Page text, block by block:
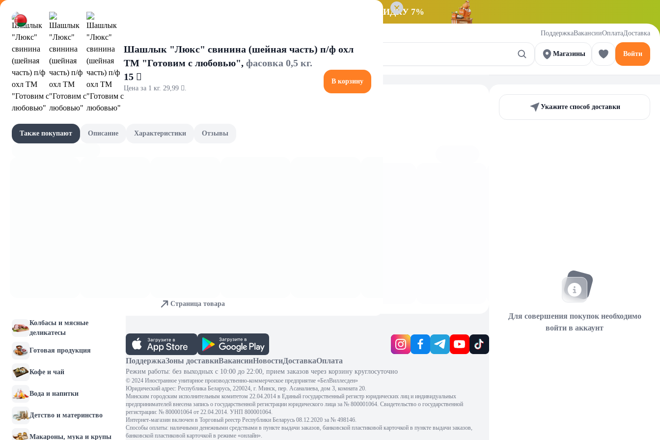
Оформляйте заказ НА САМОВЫВОЗ и получайте СКИДКУ 7%
ПоддержкаВакансииОплатаДоставка
Магазины Войти
Акции
Наши бренды
Колбасы и мясные
деликатесы
Готовая продукция
Кофе и чай
Вода и напитки
Детство и материнство
Макароны, мука и крупы
ПоддержкаЗоны доставкиВакансииНовостиДоставкаОплата
Режим работы: без выходных с 10:00 до 22:00, прием заказов через корзину круглосуточно
© 2024 Иностранное унитарное производственно-коммерческое предприятие «БелВиллесден»
Юридический адрес: Республика Беларусь, 220024, г. Минск, пер. Асаналиева, дом 3, комната 20.
Минским городским исполнительным комитетом 22.04.2014 в Единый государственный регистр юридических лиц и индивидуальных
предпринимателей внесена запись о государственной регистрации юридического лица за № 800001064. Свидетельство о государственной
регистрации: № 800001064 от 22.04.2014. УНП 800001064.
Интернет-магазин включен в Торговый реестр Республики Беларусь 08.12.2020 за № 498146.
Способы оплаты: наличными денежными средствами в пункте выдачи заказов, банковской пластиковой карточкой в пункте выдачи заказов,
банковской пластиковой карточкой в режиме «онлайн».
Укажите способ доставки
Для совершения покупок необходимо
войти в аккаунт
Шашлык "Люкс" свинина (шейная часть) п/ф охл
ТМ "Готовим с любовью", фасовка 0,5 кг.
15 
Цена за 1 кг. 29,99 .
В корзину
Также покупают Описание Характеристики Отзывы
Страница товара